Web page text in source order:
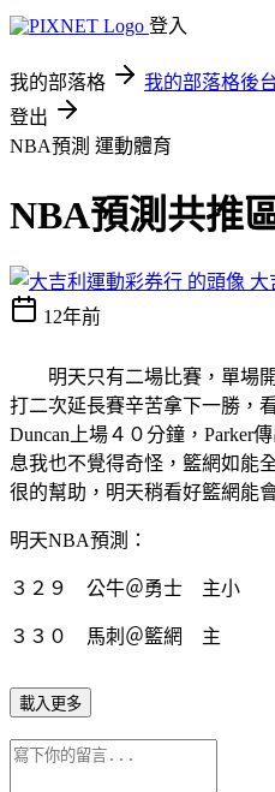
登入
我的部落格 我的部落格後
登出
NBA預測 運動體育
NBA預測共推
大
12年前
明天只有二場比賽，單場開
打二次延長賽辛苦拿下一勝，
Duncan上場４０分鐘，Parker
息我也不覺得奇怪，籃網如能
很的幫助，明天稍看好籃網能
明天NBA預測：
３２９ 公牛＠勇士 主小
３３０ 馬刺＠籃網 主
載入更多